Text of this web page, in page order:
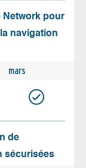
Network pour
navigation
mars
de
sécurisées